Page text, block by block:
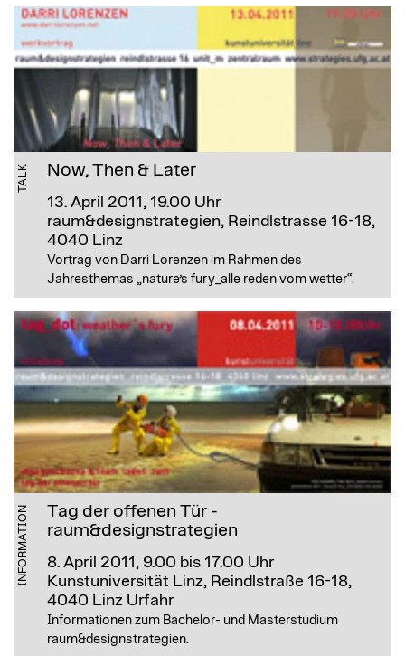
TALK Now, Then & Later
13. April 2011, 19.00 Uhr
raum&designstrategien, Reindlstrasse 16-18,
4040 Linz
Vortrag von Darri Lorenzen im Rahmen des
Jahresthemas „nature’s fury_alle reden vom wetter“.
INFORMATION
Tag der offenen Tür -
raum&designstrategien
8. April 2011, 9.00 bis 17.00 Uhr
Kunstuniversität Linz, Reindlstraße 16-18,
4040 Linz Urfahr
Informationen zum Bachelor- und Masterstudium
raum&designstrategien.